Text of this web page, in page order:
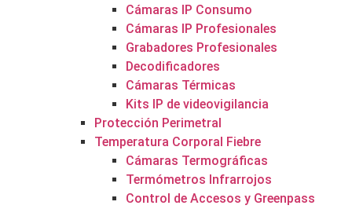
Cámaras IP Consumo
Cámaras IP Profesionales
Grabadores Profesionales
Decodificadores
Cámaras Térmicas
Kits IP de videovigilancia
Protección Perimetral
Temperatura Corporal Fiebre
Cámaras Termográficas
Termómetros Infrarrojos
Control de Accesos y Greenpass